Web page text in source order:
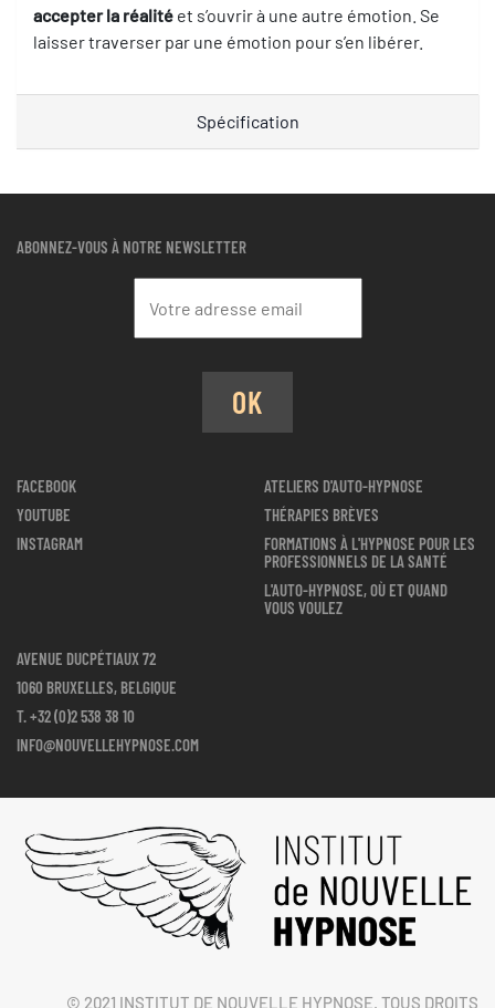
accepter la réalité et s’ouvrir à une autre émotion. Se
laisser traverser par une émotion pour s’en libérer.
Spécification
ABONNEZ-VOUS À NOTRE NEWSLETTER
OK
FACEBOOK
YOUTUBE
INSTAGRAM
ATELIERS D'AUTO-HYPNOSE
THÉRAPIES BRÈVES
FORMATIONS À L'HYPNOSE POUR LES
PROFESSIONNELS DE LA SANTÉ
L'AUTO-HYPNOSE, OÙ ET QUAND
VOUS VOULEZ
AVENUE DUCPÉTIAUX 72
1060 BRUXELLES, BELGIQUE
T.+32 (0)2 538 38 10
INFO@NOUVELLEHYPNOSE.COM
© 2021 INSTITUT DE NOUVELLE HYPNOSE. TOUS DROITS